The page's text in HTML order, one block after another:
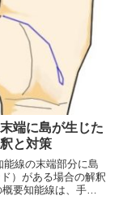
端に島が生じた
と対策
能線の末端部分に島
ド）がある場合の解釈
要知能線は、手の